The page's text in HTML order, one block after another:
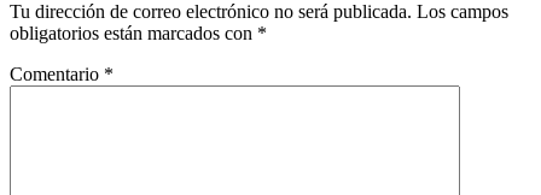
Tu dirección de correo electrónico no será publicada. Los campos
obligatorios están marcados con *
Comentario *